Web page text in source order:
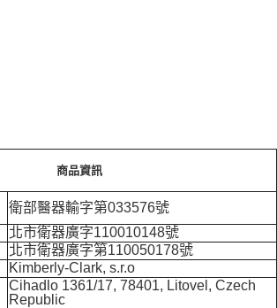
商品資訊
衛部醫器輸字第033576號
北市衛器廣字110010148號
北市衛器廣字第110050178號
Kimberly-Clark, s.r.o
Cihadlo 1361/17, 78401, Litovel, Czech
Republic